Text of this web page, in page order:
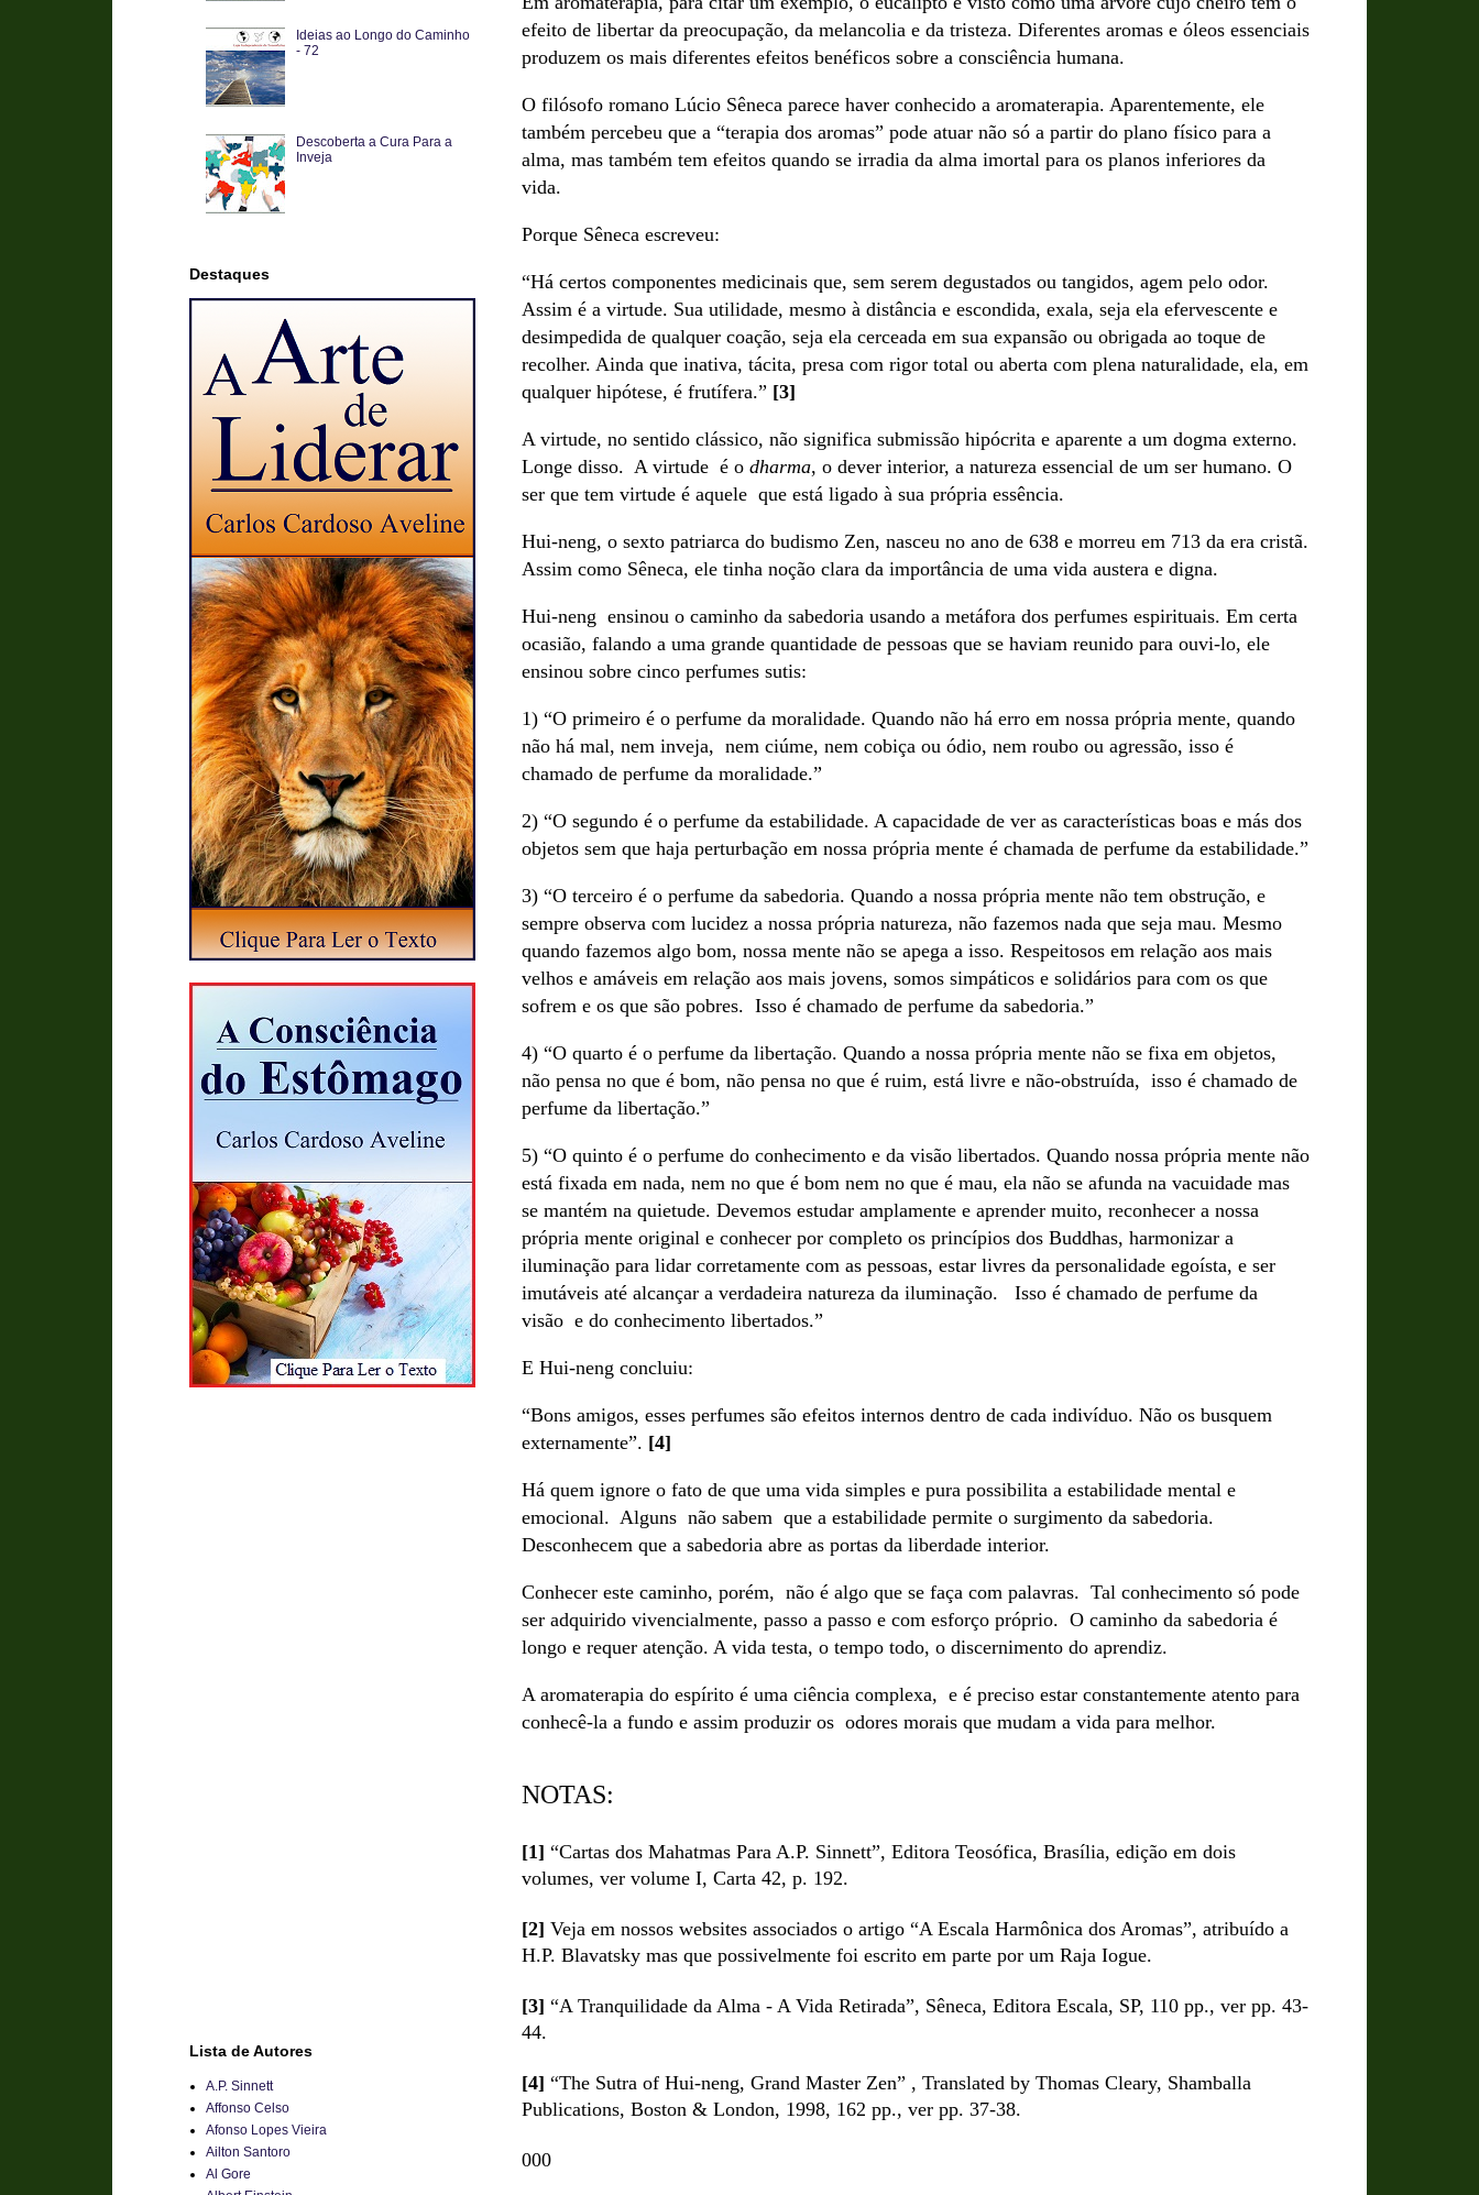
efeito de libertar da preocupação, da melancolia e da tristeza. Diferentes aromas e óleos essenciais
produzem os mais diferentes efeitos benéficos sobre a consciência humana.
O filósofo romano Lúcio Sêneca parece haver conhecido a aromaterapia. Aparentemente, ele
também percebeu que a “terapia dos aromas” pode atuar não só a partir do plano físico para a
alma, mas também tem efeitos quando se irradia da alma imortal para os planos inferiores da
vida.
Porque Sêneca escreveu:
“Há certos componentes medicinais que, sem serem degustados ou tangidos, agem pelo odor.
Assim é a virtude. Sua utilidade, mesmo à distância e escondida, exala, seja ela efervescente e
desimpedida de qualquer coação, seja ela cerceada em sua expansão ou obrigada ao toque de
recolher. Ainda que inativa, tácita, presa com rigor total ou aberta com plena naturalidade, ela, em
qualquer hipótese, é frutífera.” [3]
A virtude, no sentido clássico, não significa submissão hipócrita e aparente a um dogma externo.
Longe disso. A virtude é o dharma, o dever interior, a natureza essencial de um ser humano. O
ser que tem virtude é aquele que está ligado à sua própria essência.
Hui-neng, o sexto patriarca do budismo Zen, nasceu no ano de 638 e morreu em 713 da era cristã.
Assim como Sêneca, ele tinha noção clara da importância de uma vida austera e digna.
Hui-neng ensinou o caminho da sabedoria usando a metáfora dos perfumes espirituais. Em certa
ocasião, falando a uma grande quantidade de pessoas que se haviam reunido para ouvi-lo, ele
ensinou sobre cinco perfumes sutis:
1) “O primeiro é o perfume da moralidade. Quando não há erro em nossa própria mente, quando
não há mal, nem inveja, nem ciúme, nem cobiça ou ódio, nem roubo ou agressão, isso é
chamado de perfume da moralidade.”
2) “O segundo é o perfume da estabilidade. A capacidade de ver as características boas e más dos
objetos sem que haja perturbação em nossa própria mente é chamada de perfume da estabilidade.”
3) “O terceiro é o perfume da sabedoria. Quando a nossa própria mente não tem obstrução, e
sempre observa com lucidez a nossa própria natureza, não fazemos nada que seja mau. Mesmo
quando fazemos algo bom, nossa mente não se apega a isso. Respeitosos em relação aos mais
velhos e amáveis em relação aos mais jovens, somos simpáticos e solidários para com os que
sofrem e os que são pobres. Isso é chamado de perfume da sabedoria.”
4) “O quarto é o perfume da libertação. Quando a nossa própria mente não se fixa em objetos,
não pensa no que é bom, não pensa no que é ruim, está livre e não-obstruída, isso é chamado de
perfume da libertação.”
5) “O quinto é o perfume do conhecimento e da visão libertados. Quando nossa própria mente não
está fixada em nada, nem no que é bom nem no que é mau, ela não se afunda na vacuidade mas
se mantém na quietude. Devemos estudar amplamente e aprender muito, reconhecer a nossa
própria mente original e conhecer por completo os princípios dos Buddhas, harmonizar a
iluminação para lidar corretamente com as pessoas, estar livres da personalidade egoísta, e ser
imutáveis até alcançar a verdadeira natureza da iluminação. Isso é chamado de perfume da
visão e do conhecimento libertados.”
E Hui-neng concluiu:
“Bons amigos, esses perfumes são efeitos internos dentro de cada indivíduo. Não os busquem
externamente”. [4]
Há quem ignore o fato de que uma vida simples e pura possibilita a estabilidade mental e
emocional. Alguns não sabem que a estabilidade permite o surgimento da sabedoria.
Desconhecem que a sabedoria abre as portas da liberdade interior.
Conhecer este caminho, porém, não é algo que se faça com palavras. Tal conhecimento só pode
ser adquirido vivencialmente, passo a passo e com esforço próprio. O caminho da sabedoria é
longo e requer atenção. A vida testa, o tempo todo, o discernimento do aprendiz.
A aromaterapia do espírito é uma ciência complexa, e é preciso estar constantemente atento para
conhecê-la a fundo e assim produzir os odores morais que mudam a vida para melhor.
NOTAS:
[1] “Cartas dos Mahatmas Para A.P. Sinnett”, Editora Teosófica, Brasília, edição em dois
volumes, ver volume I, Carta 42, p. 192.
[2] Veja em nossos websites associados o artigo “A Escala Harmônica dos Aromas”, atribuído a
H.P. Blavatsky mas que possivelmente foi escrito em parte por um Raja Iogue.
[3] “A Tranquilidade da Alma - A Vida Retirada”, Sêneca, Editora Escala, SP, 110 pp., ver pp. 43-
44.
[4] “The Sutra of Hui-neng, Grand Master Zen” , Translated by Thomas Cleary, Shamballa
Publications, Boston & London, 1998, 162 pp., ver pp. 37-38.
000
Ideias ao Longo do Caminho
- 72
Descoberta a Cura Para a
Inveja
Destaques
Lista de Autores
A.P. Sinnett
Affonso Celso
Afonso Lopes Vieira
Ailton Santoro
Al Gore